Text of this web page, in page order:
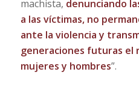
machista, denunciando
a las víctimas, no
ante la violencia y
generaciones futuras el
mujeres y hombres”.